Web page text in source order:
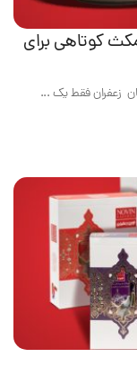
کوتاهی برای
زعفران فقط یک ...